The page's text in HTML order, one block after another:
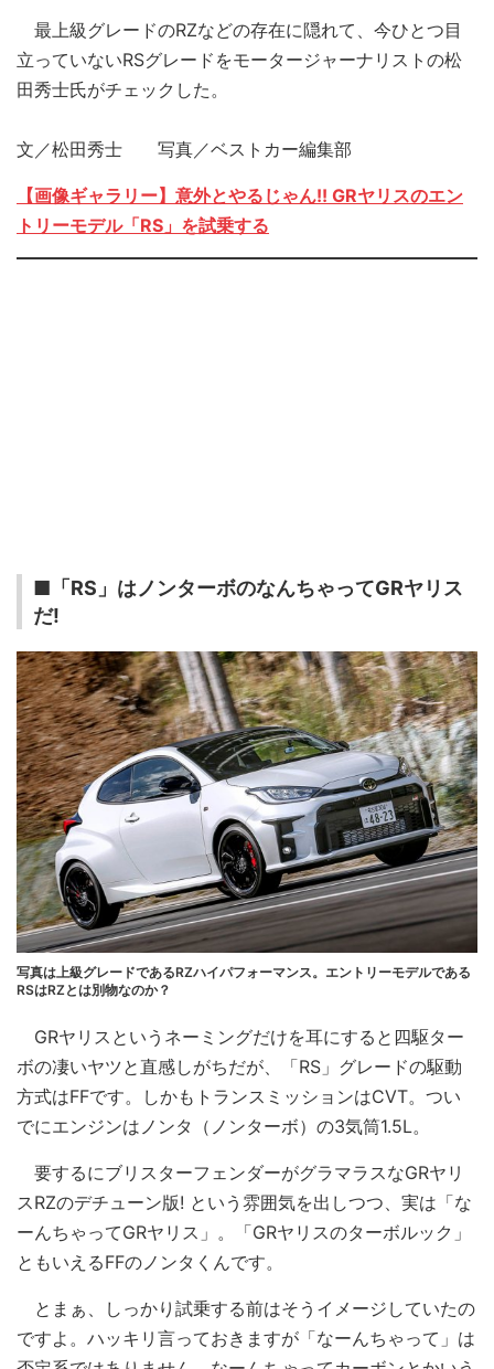
最上級グレードのRZなどの存在に隠れて、今ひとつ目
立っていないRSグレードをモータージャーナリストの松
田秀士氏がチェックした。
文／松田秀士 写真／ベストカー編集部
【画像ギャラリー】意外とやるじゃん!! GRヤリスのエン
トリーモデル「RS」を試乗する
■「RS」はノンターボのなんちゃってGRヤリス
だ!
写真は上級グレードであるRZハイパフォーマンス。エントリーモデルである
RSはRZとは別物なのか？
GRヤリスというネーミングだけを耳にすると四駆ター
ボの凄いヤツと直感しがちだが、「RS」グレードの駆動
方式はFFです。しかもトランスミッションはCVT。つい
でにエンジンはノンタ（ノンターボ）の3気筒1.5L。
要するにブリスターフェンダーがグラマラスなGRヤリ
スRZのデチューン版! という雰囲気を出しつつ、実は「な
ーんちゃってGRヤリス」。「GRヤリスのターボルック」
ともいえるFFのノンタくんです。
とまぁ、しっかり試乗する前はそうイメージしていたの
ですよ。ハッキリ言っておきますが「なーんちゃって」は